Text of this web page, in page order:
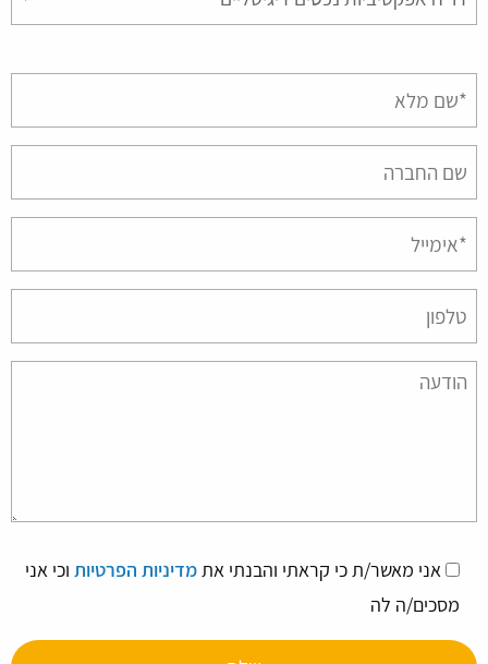
this
field
אני מאשר/ת כי קראתי והבנתי אתמדיניות הפרטיות וכי אני
מסכים/ה לה